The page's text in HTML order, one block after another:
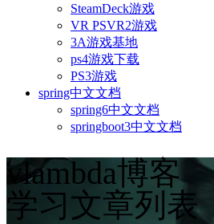
SteamDeck游戏
VR PSVR2游戏
3A游戏基地
ps4游戏下载
PS3游戏
spring中文文档
spring6中文文档
springboot3中文文档
vlambda博客
学习文章列表